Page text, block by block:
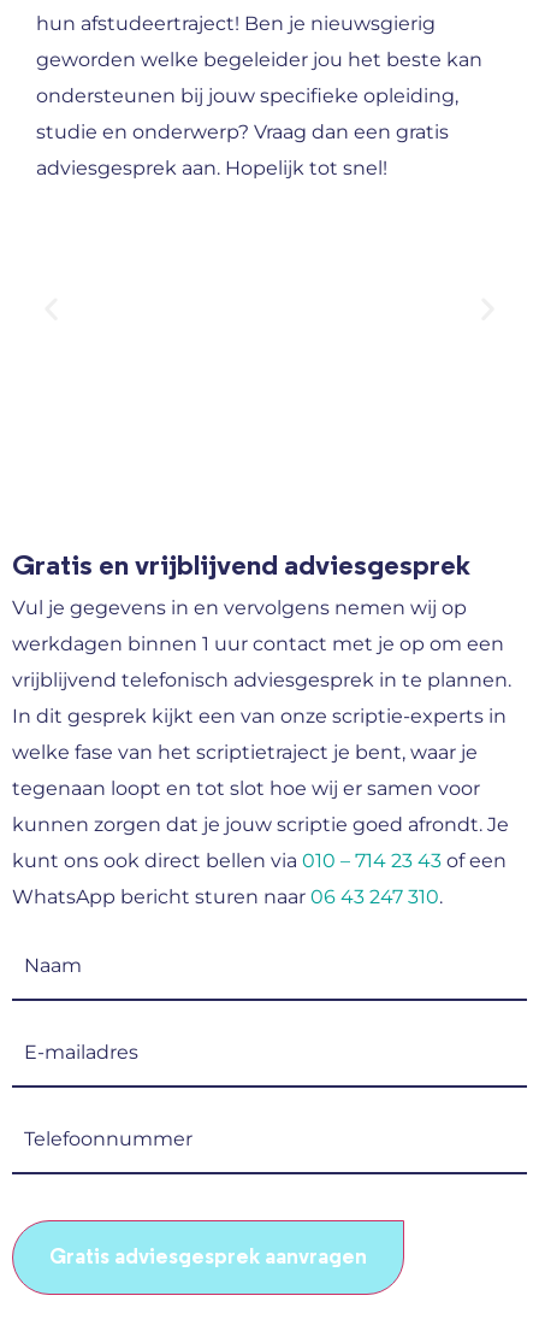
hun afstudeertraject! Ben je nieuwsgierig
geworden welke begeleider jou het beste kan
ondersteunen bij jouw specifieke opleiding,
studie en onderwerp? Vraag dan een gratis
adviesgesprek aan. Hopelijk tot snel!
Gratis en vrijblijvend adviesgesprek
Vul je gegevens in en vervolgens nemen wij op
werkdagen binnen 1 uur contact met je op om een
vrijblijvend telefonisch adviesgesprek in te plannen.
In dit gesprek kijkt een van onze scriptie-experts in
welke fase van het scriptietraject je bent, waar je
tegenaan loopt en tot slot hoe wij er samen voor
kunnen zorgen dat je jouw scriptie goed afrondt. Je
kunt ons ook direct bellen via 010 – 714 23 43 of een
WhatsApp bericht sturen naar 06 43 247 310.